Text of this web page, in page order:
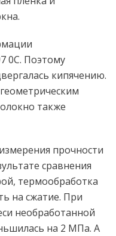
0С. Поэтому
кипячению.
также
прочности
сравнения
термообработка
на сжатие. При
необработанной
на 2 МПа. А